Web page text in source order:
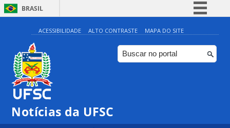
BRASIL
Simplifique!
Comunica BR
Participe
ACESSIBILIDADE ALTO CONTRASTE MAPA DO SITE
Notícias da UFSC